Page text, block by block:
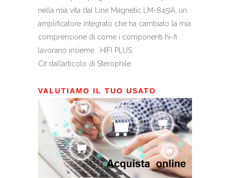
nella mia vita dal Line Magnetic LM-845IA, un
amplificatore integrato che ha cambiato la mia
comprensione di come i componenti hi-fi
lavorano insieme. HIFI PLUS
Cit dall’articolo di Sterophile
VALUTIAMO IL TUO USATO